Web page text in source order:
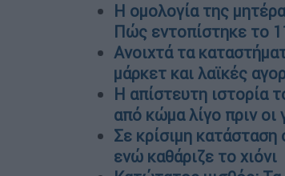
H ομολογία της
Πώς εντοπίστηκε το
Ανοιχτά τα
μάρκετ και λαϊκές
Η απίστευτη ιστορία
από κώμα λίγο πριν
Σε κρίσιμη
ενώ καθάριζε το χιόνι